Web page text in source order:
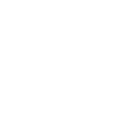
σας χρήση της